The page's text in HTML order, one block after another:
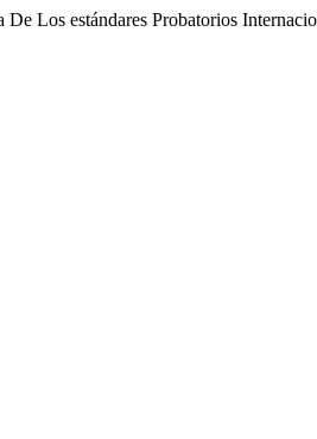
Los estándares Probatorios